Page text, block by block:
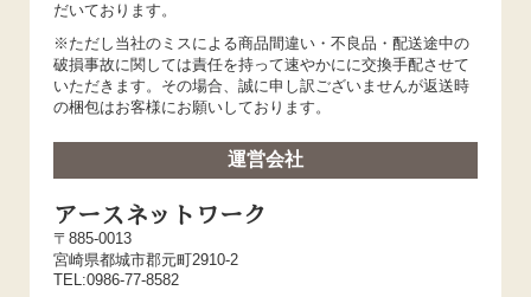
だいております。
※ただし当社のミスによる商品間違い・不良品・配送途中の
破損事故に関しては責任を持って速やかにに交換手配させて
いただきます。その場合、誠に申し訳ございませんが返送時
の梱包はお客様にお願いしております。
運営会社
アースネットワーク
〒885-0013
宮崎県都城市郡元町2910-2
TEL:0986-77-8582